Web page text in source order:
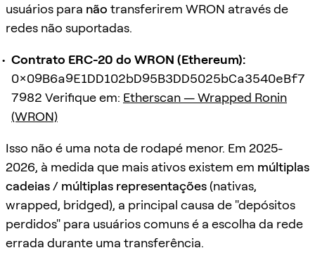
usuários para não transferirem WRON através de
redes não suportadas.
Contrato ERC-20 do WRON (Ethereum):
0x09B6a9E1DD102bD95B3DD5025bCa3540eBf7
7982 Verifique em: Etherscan — Wrapped Ronin
(WRON)
Isso não é uma nota de rodapé menor. Em 2025-
2026, à medida que mais ativos existem em múltiplas
cadeias / múltiplas representações(nativas,
wrapped, bridged), a principal causa de "depósitos
perdidos" para usuários comuns é a escolha da rede
errada durante uma transferência.